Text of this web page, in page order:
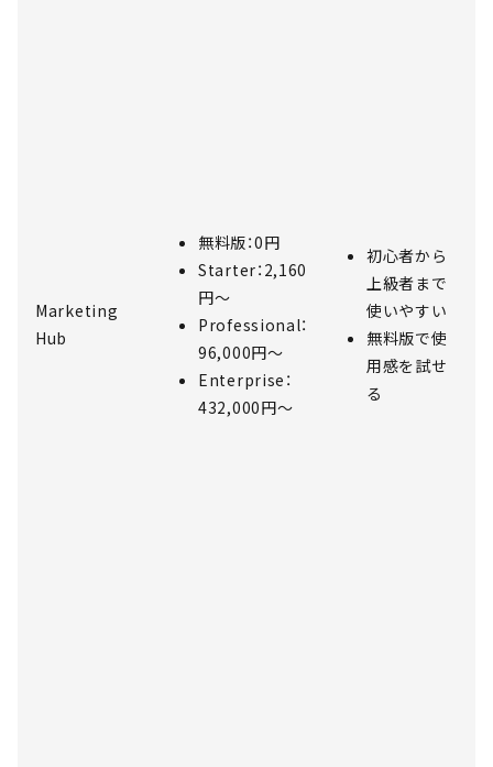
Marketing
Hub
無料版：0円
Starter：2,160
円～
Professional：
96,000円～
Enterprise：
432,000円～
初心者から
上級者まで
使いやすい
無料版で使
用感を試せ
る